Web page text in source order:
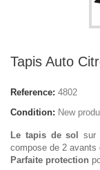
Tapis Auto
Reference: 4802
Condition: New
Le tapis de sol sur
compose de 2 avants
Parfaite protection